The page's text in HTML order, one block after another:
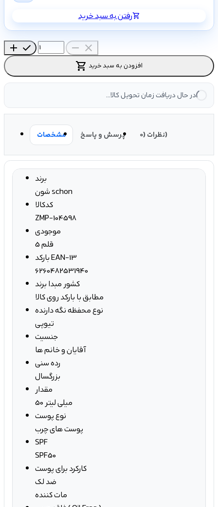
رفتن به سبد خریدshopping_cart
add check remove close
shopping_cart افزودن به سبد خرید
در حال دریافت زمان تحویل کالا...
مشخصات پرسش و پاسخ نظرات (0)
برند
شون schon
کدکالا
ZMP-104598
موجودی
5 قلم
بارکد EAN-13
6260482531940
کشور مبدا برند
مطابق با بارکد روی کالا
نوع محفظه نگه دارنده
تیوپی
جنسیت
آقایان و خانم ها
رده سنی
بزرگسال
مقدار
50 میلی لیتر
نوع پوست
پوست های چرب
SPF
SPF50
کارکرد برای پوست
ضد لک
مات کننده